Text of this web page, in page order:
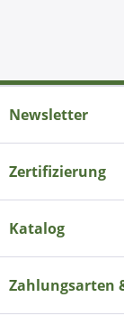
Newsletter
Zertifizierung
Katalog
Zahlungsarten